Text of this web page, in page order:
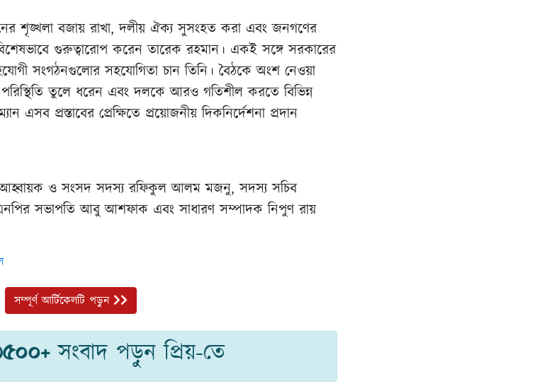
শৃঙ্খলা বজায় রাখা, দলীয় ঐক্য সুসংহত করা এবং জনগণের
গুরুত্বারোপ করেন তারেক রহমান। একই সঙ্গে সরকারের
সংগঠনগুলোর সহযোগিতা চান তিনি। বৈঠকে অংশ নেওয়া
তুলে ধরেন এবং দলকে আরও গতিশীল করতে বিভিন্ন
এসব প্রস্তাবের প্রেক্ষিতে প্রয়োজনীয় দিকনির্দেশনা প্রদান
আহ্বায়ক ও সংসদ সদস্য রফিকুল আলম মজনু, সদস্য সচিব
সভাপতি আবু আশফাক এবং সাধারণ সম্পাদক নিপুণ রায়
সম্পূর্ণ আর্টিকেলটি পড়ুন
সংবাদ পড়ুন প্রিয়-তে